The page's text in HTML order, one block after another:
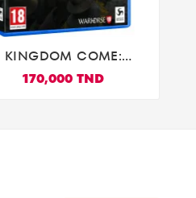

KINGDOM COME:
DELIVERANCE II PS5
170,000 TND